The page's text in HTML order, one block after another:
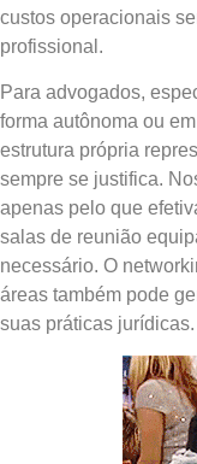
custos operacionais
profissional.
Para advogados,
forma autônoma ou
estrutura própria
sempre se justifica.
apenas pelo que
salas de reunião
necessário. O
áreas também pode
suas práticas jurídicas.